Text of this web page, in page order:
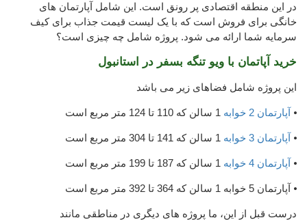
در این منطقه اقتصادی پر رونق است. این شامل آپارتمان های
خانگی برای فروش است که با یک لیست قیمت جذاب برای کیف
سرمایه شما ارائه می شود. پروژه شامل چه چیزی است؟
خرید آپاتمان با ویو تنگه بسفر در استانبول
این پروژه شامل فضاهای زیر می باشد
⦁ آپارتمان 2 خوابه
⦁ آپارتمان 3 خوابه
⦁ آپارتمان 4 خوابه
⦁ آپارتمان 5 خوابه 1 سالن که 364 تا 392 متر مربع است
درست قبل از این، ما پروژه های دیگری در مناطقی مانند